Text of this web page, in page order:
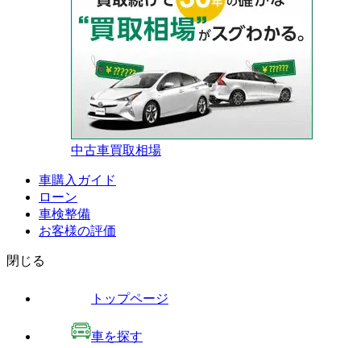
中古車買取相場
車購入ガイド
ローン
車検整備
お客様の評価
閉じる
トップページ
車を探す